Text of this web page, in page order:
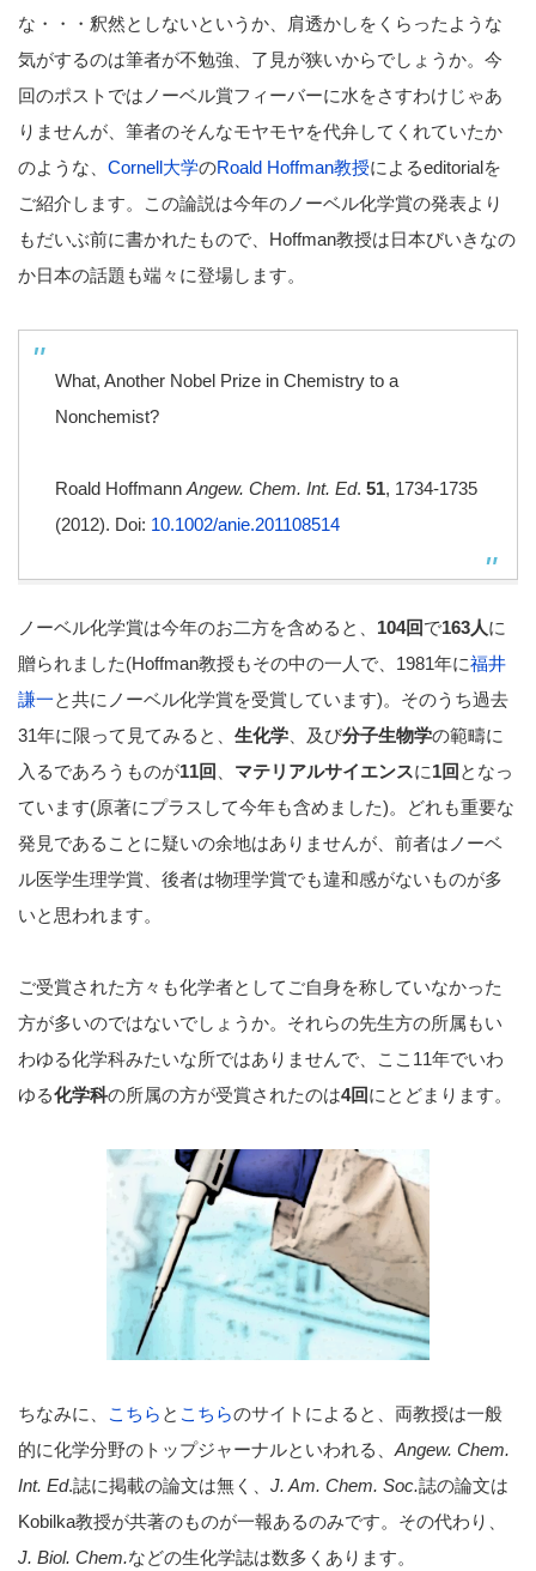
な・・・釈然としないというか、肩透かしをくらったような
気がするのは筆者が不勉強、了見が狭いからでしょうか。今
回のポストではノーベル賞フィーバーに水をさすわけじゃあ
りませんが、筆者のそんなモヤモヤを代弁してくれていたか
のような、 Cornell大学のRoald Hoffman教授によるeditorialを
ご紹介します。この論説は今年のノーベル化学賞の発表より
もだいぶ前に書かれたもので、Hoffman教授は日本びいきなの
か日本の話題も端々に登場します。
What, Another Nobel Prize in Chemistry to a
Nonchemist?
Roald Hoffmann Angew. Chem. Int. Ed. 51, 1734-1735
(2012). Doi: 10.1002/anie.201108514
ノーベル化学賞は今年のお二方を含めると、 104回で163人に
贈られました(Hoffman教授もその中の一人で、1981年に福井
謙一と共にノーベル化学賞を受賞しています)。そのうち過去
31年に限って見てみると、 生化学 、及び分子生物学の範疇に
入るであろうものが11回 マテリアルサイエンスに1回 となっ
ています(原著にプラスして今年も含めました)。どれも重要な
発見であることに疑いの余地はありませんが、前者はノーベ
ル医学生理学賞、後者は物理学賞でも違和感がないものが多
いと思われます。
ご受賞された方々も化学者としてご自身を称していなかった
方が多いのではないでしょうか。それらの先生方の所属もい
わゆる化学科みたいな所ではありませんで、ここ11年でいわ
ゆる化学科の所属の方が受賞されたのは4回にとどまります。
ちなみに、 こちら と こちらのサイトによると、両教授は一般
的に化学分野のトップジャーナルといわれる、 Angew. Chem.
Int. Ed.誌に掲載の論文は無く、 J. Am. Chem. Soc.誌の論文は
Kobilka教授が共著のものが一報あるのみです。その代わり、
J. Biol. Chem.などの生化学誌は数多くあります。